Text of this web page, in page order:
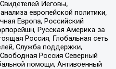
Иеговы,
европейской политики,
Европа, Российский
Русская Америка за
Россия, Глобальная сеть
Служба поддержки,
Россия Северный
помощи, Антивоенный